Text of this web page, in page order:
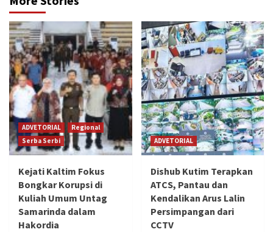
ADVETORIAL
Regional
Serba Serbi
Kejati Kaltim Fokus
Bongkar Korupsi di
Kuliah Umum Untag
Samarinda dalam
Hakordia
ADVETORIAL
Dishub Kutim Terapkan
ATCS, Pantau dan
Kendalikan Arus Lalin
Persimpangan dari
CCTV